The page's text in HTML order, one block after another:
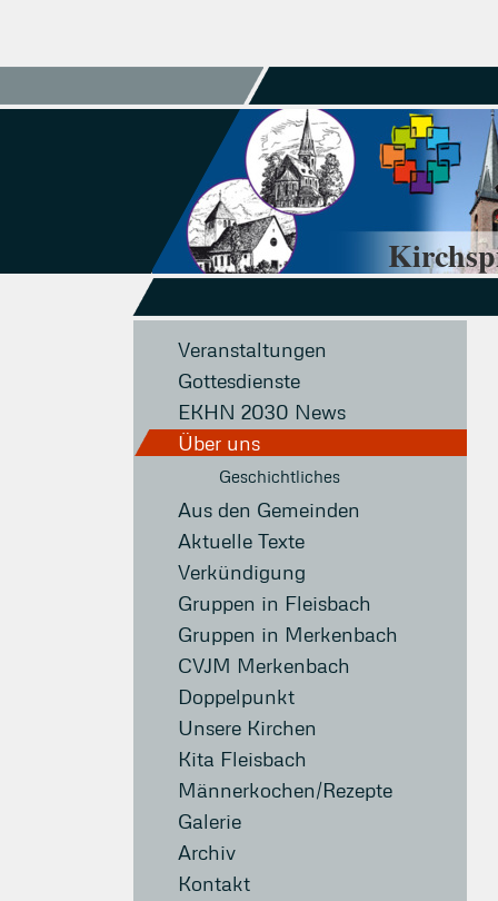
Veranstaltungen
Gottesdienste
EKHN 2030 News
Über uns
Geschichtliches
Aus den Gemeinden
Aktuelle Texte
Verkündigung
Gruppen in Fleisbach
Gruppen in Merkenbach
CVJM Merkenbach
Doppelpunkt
Unsere Kirchen
Kita Fleisbach
Männerkochen/Rezepte
Galerie
Archiv
Kontakt